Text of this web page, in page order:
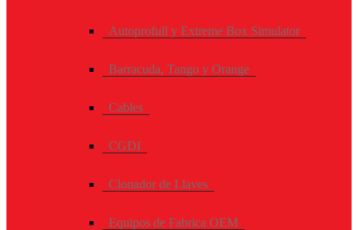
Autoprofull y Extreme Box Simulator
Barracuda, Tango y Orange
Cables
CGDI
Clonador de Llaves
Equipos de Fabrica OEM